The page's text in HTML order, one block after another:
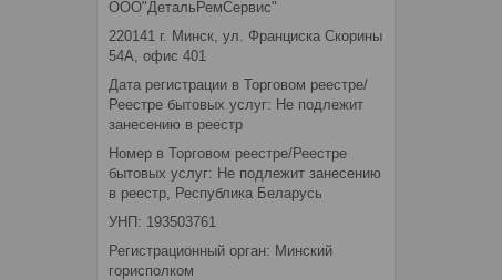
ООО"ДетальРемСервис"
220141 г. Минск, ул. Франциска Скорины
54А, офис 401
Дата регистрации в Торговом реестре/
Реестре бытовых услуг: Не подлежит
занесению в реестр
Номер в Торговом реестре/Реестре
бытовых услуг: Не подлежит занесению
в реестр, Республика Беларусь
УНП: 193503761
Регистрационный орган: Минский
горисполком